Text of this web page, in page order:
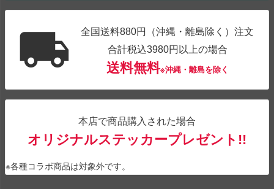
全国送料880円（沖縄・離島除く）注文
合計税込3980円以上の場合
送料無料※沖縄・離島を除く
本店で商品購入された場合
オリジナルステッカープレゼント!!
※各種コラボ商品は対象外です。